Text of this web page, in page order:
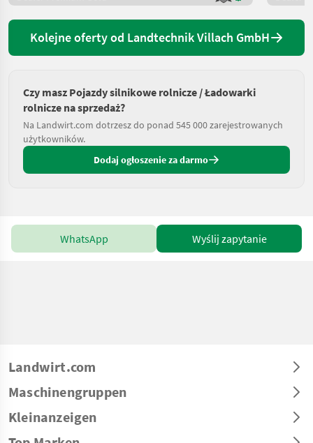
Kolejne oferty od Landtechnik Villach GmbH
Czy masz Pojazdy silnikowe rolnicze / Ładowarki
rolnicze na sprzedaż?
Na Landwirt.com dotrzesz do ponad 545 000 zarejestrowanych
użytkowników.
Dodaj ogłoszenie za darmo
WhatsApp Wyślij zapytanie
Landwirt.com
Maschinengruppen
Kleinanzeigen